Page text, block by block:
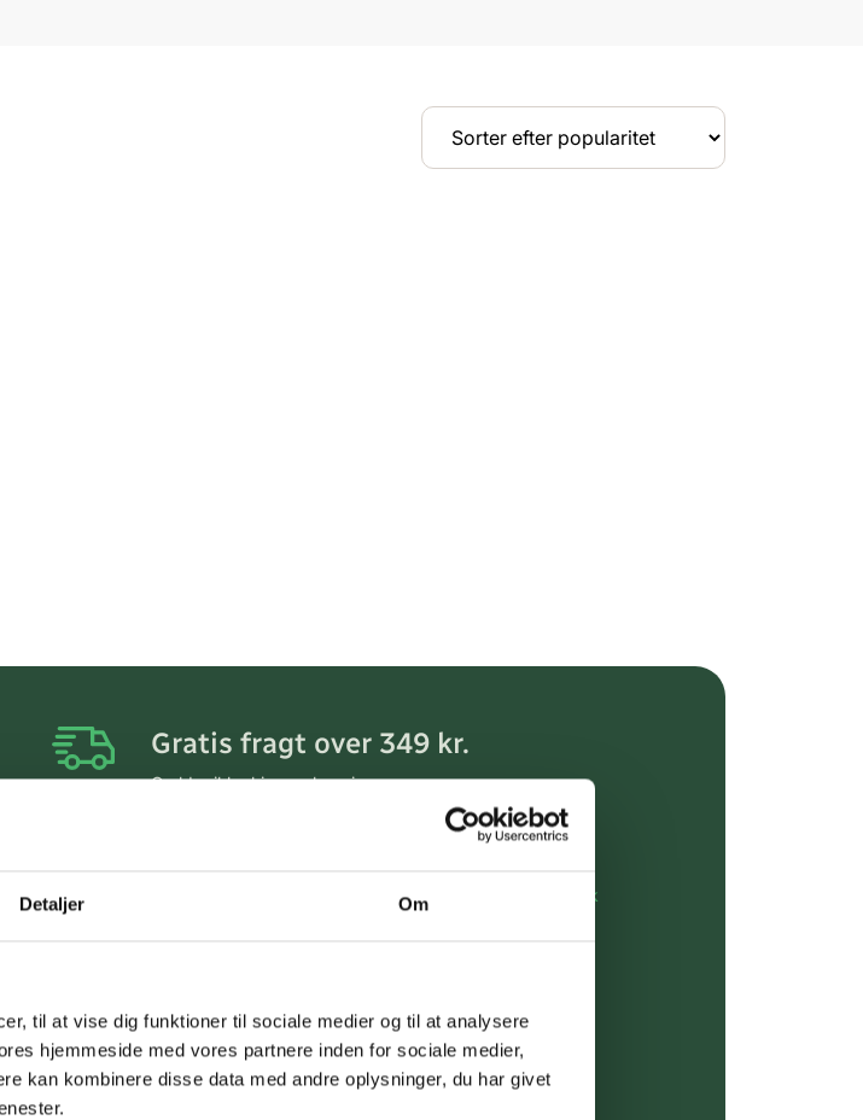
Detaljer Om
til at vise dig funktioner til sociale medier og til at analysere
hjemmeside med vores partnere inden for sociale medier,
kan kombinere disse data med andre oplysninger, du har givet
Gratis fragt over 349 kr.
Gælder ikke hjemmelevering
kundeservice@uglecare.dk
Faste lave priser*